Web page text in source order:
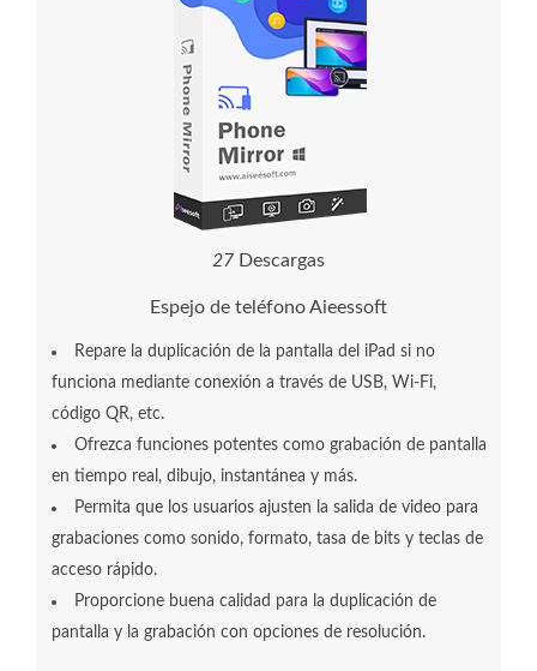
27 Descargas
Espejo de teléfono Aieessoft
Repare la duplicación de la pantalla del iPad si no
funciona mediante conexión a través de USB, Wi-Fi,
código QR, etc.
Ofrezca funciones potentes como grabación de pantalla
en tiempo real, dibujo, instantánea y más.
Permita que los usuarios ajusten la salida de video para
grabaciones como sonido, formato, tasa de bits y teclas de
acceso rápido.
Proporcione buena calidad para la duplicación de
pantalla y la grabación con opciones de resolución.